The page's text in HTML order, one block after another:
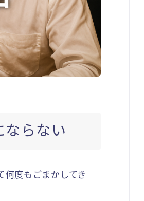
ならない
何度もごまかしてき